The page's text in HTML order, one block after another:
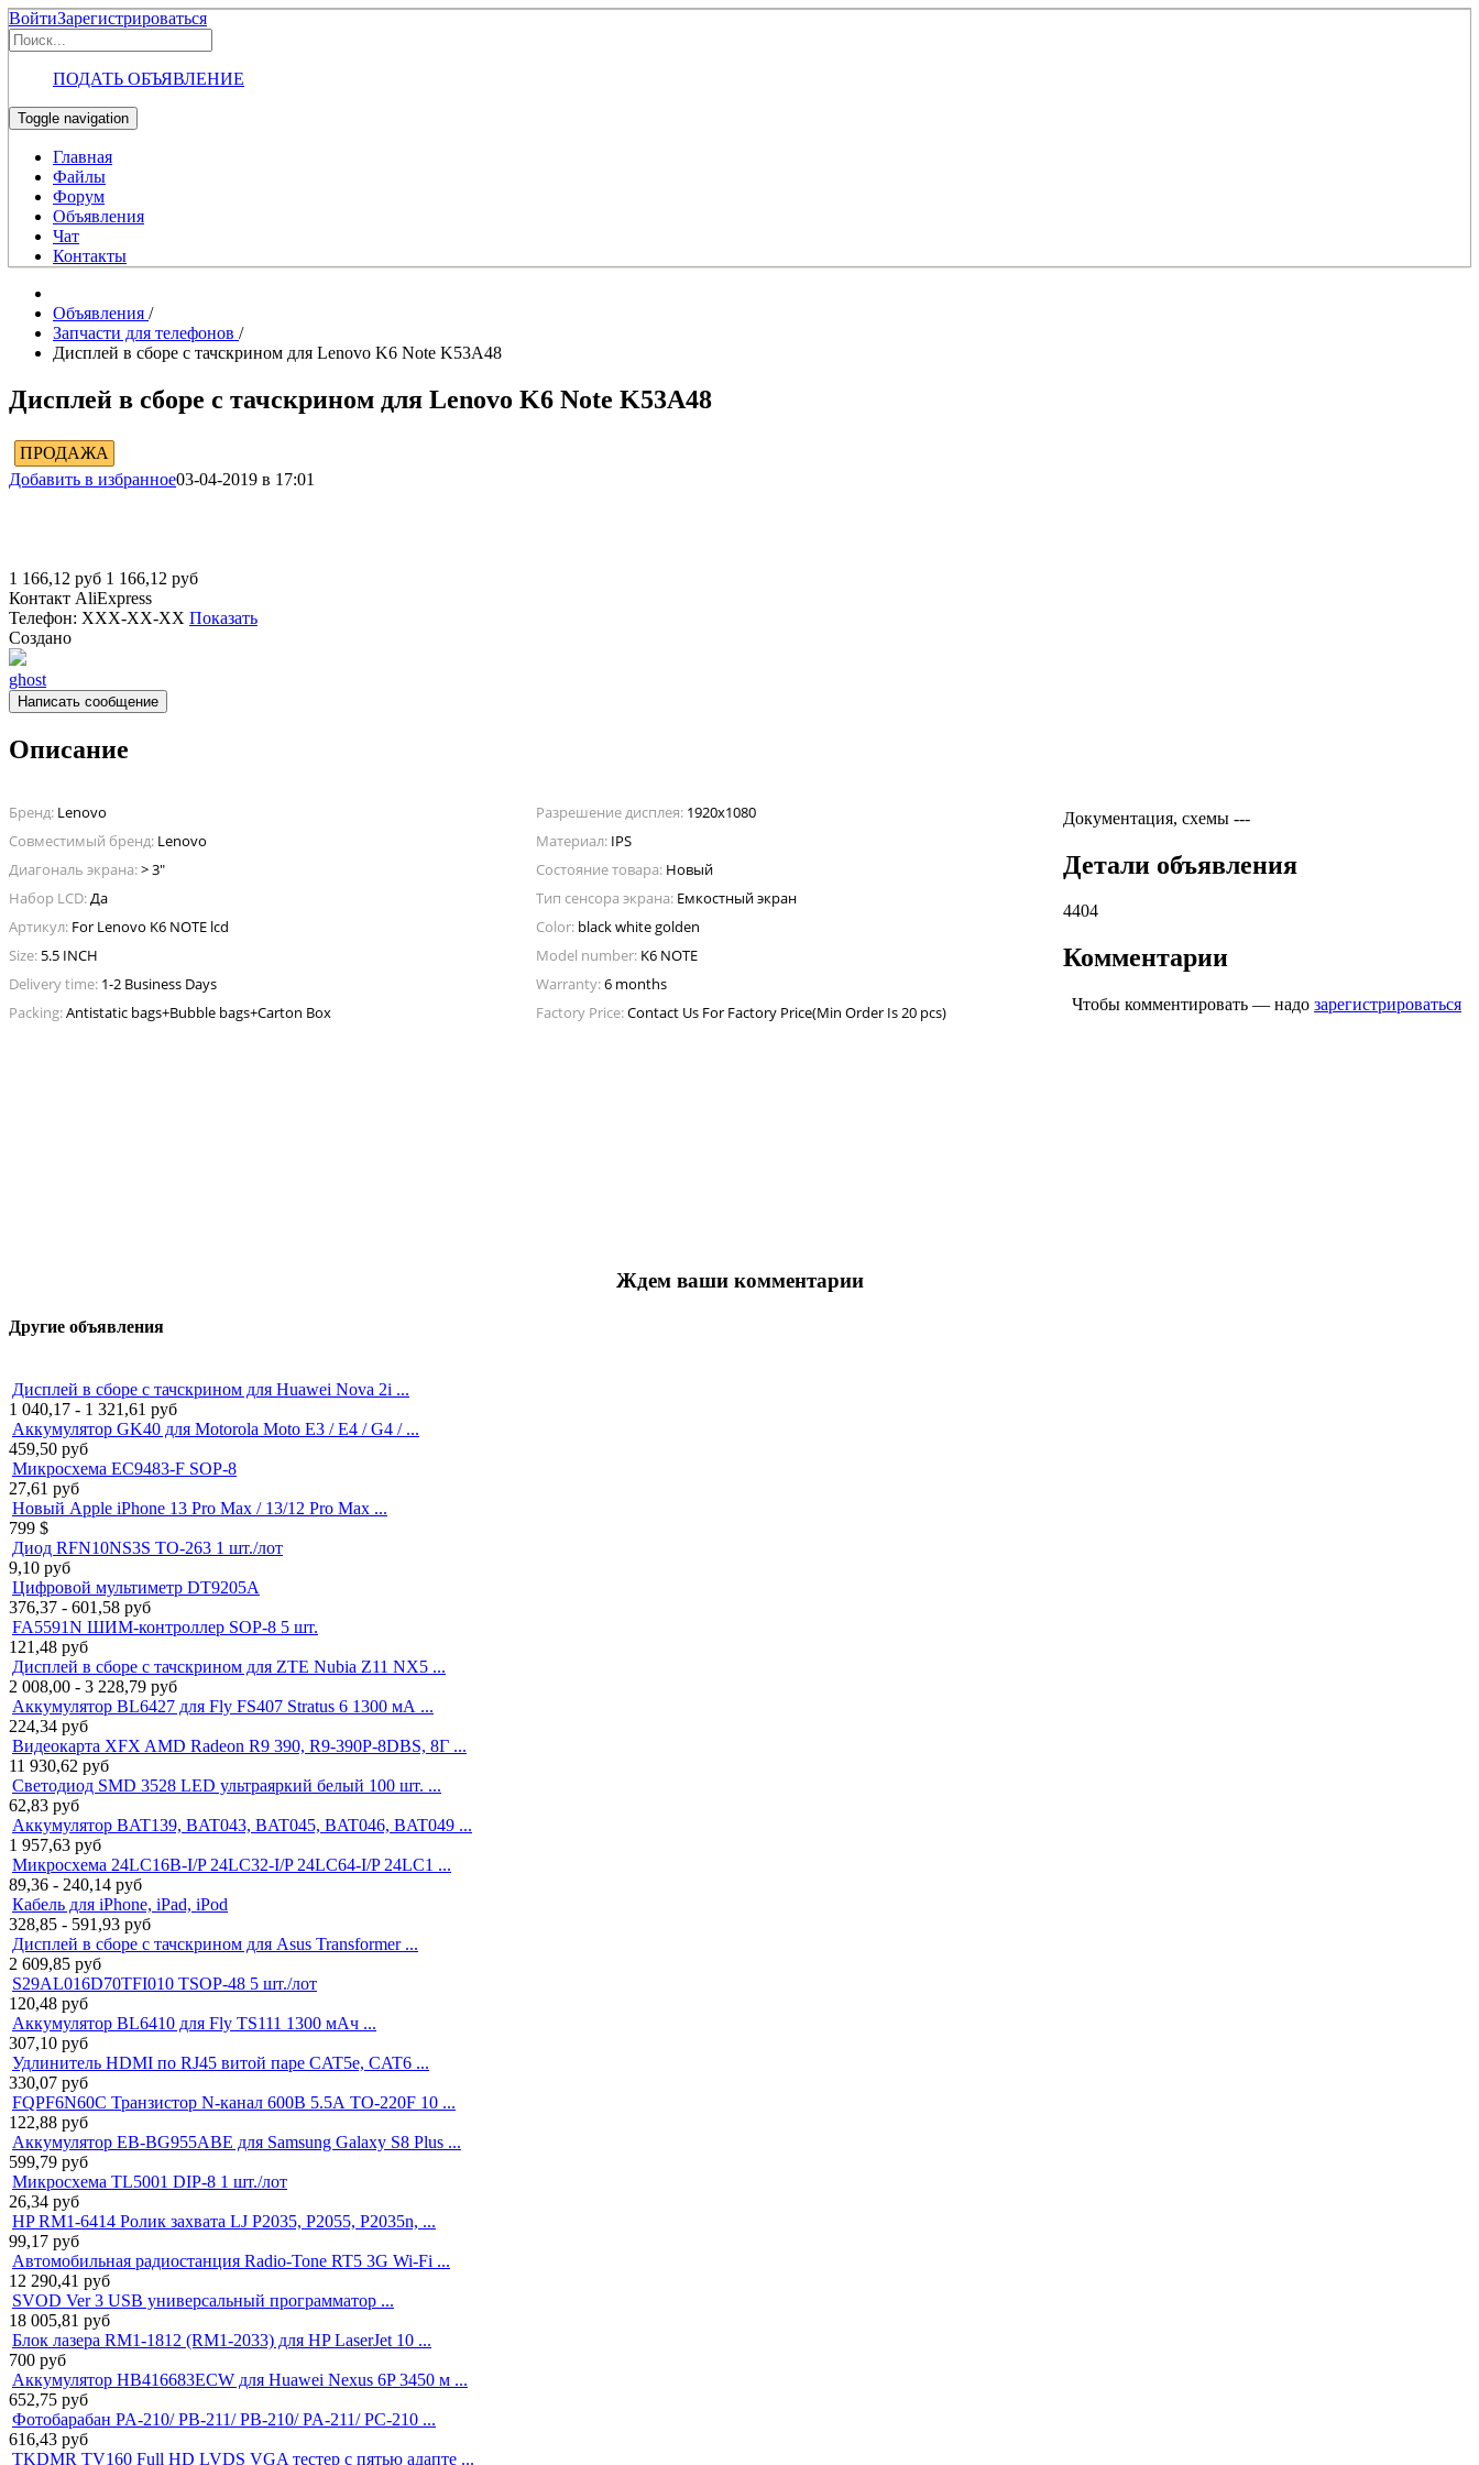
ВойтиЗарегистрироваться
ПОДАТЬ ОБЪЯВЛЕНИЕ
Toggle navigation
Главная
Файлы
Форум
Объявления
Чат
Контакты
Объявления /
Запчасти для телефонов /
Дисплей в сборе с тачскрином для Lenovo K6 Note K53A48
Дисплей в сборе с тачскрином для Lenovo K6 Note K53A48
ПРОДАЖА
Добавить в избранное03-04-2019 в 17:01
1 166,12 руб 1 166,12 руб
Контакт AliExpress
Телефон: XXX-XX-XX Показать
Создано
ghost
Написать сообщение
Описание
Бренд: Lenovo Разрешение дисплея: 1920x1080
Совместимый бренд: Lenovo Материал: IPS
Диагональ экрана:> 3" Состояние товара: Новый
Набор LCD:Да Тип сенсора экрана: Емкостный экран
Артикул: For Lenovo K6 NOTE lcd Color: black white golden
Size: 5.5 INCH Model number: K6 NOTE
Delivery time: 1-2 Business Days Warranty:6 months
Packing:Antistatic bags+Bubble bags+Carton Box Factory Price:Contact Us For Factory Price(Min Order Is 20 pcs)
Документация, схемы ---
Детали объявления
4404
Комментарии
Чтобы комментировать — надо зарегистрироваться
Ждем ваши комментарии
Другие объявления
Дисплей в сборе с тачскрином для Huawei Nova 2i ...
1 040,17 - 1 321,61 руб
Аккумулятор GK40 для Motorola Moto E3 / E4 / G4 / ...
459,50 руб
Микросхема EC9483-F SOP-8
27,61 руб
Новый Apple iPhone 13 Pro Max / 13/12 Pro Max ...
799 $
Диод RFN10NS3S TO-263 1 шт./лот
9,10 руб
Цифровой мультиметр DT9205A
376,37 - 601,58 руб
FA5591N ШИМ-контроллер SOP-8 5 шт.
121,48 руб
Дисплей в сборе с тачскрином для ZTE Nubia Z11 NX5 ...
2 008,00 - 3 228,79 руб
Аккумулятор BL6427 для Fly FS407 Stratus 6 1300 мА ...
224,34 руб
Видеокарта XFX AMD Radeon R9 390, R9-390P-8DBS, 8Г ...
11 930,62 руб
Светодиод SMD 3528 LED ультраяркий белый 100 шт. ...
62,83 руб
Аккумулятор BAT139, BAT043, BAT045, BAT046, BAT049 ...
1 957,63 руб
Микросхема 24LC16B-I/P 24LC32-I/P 24LC64-I/P 24LC1 ...
89,36 - 240,14 руб
Кабель для iPhone, iPad, iPod
328,85 - 591,93 руб
Дисплей в сборе с тачскрином для Asus Transformer ...
2 609,85 руб
S29AL016D70TFI010 TSOP-48 5 шт./лот
120,48 руб
Аккумулятор BL6410 для Fly TS111 1300 мАч ...
307,10 руб
Удлинитель HDMI по RJ45 витой паре CAT5e, CAT6 ...
330,07 руб
FQPF6N60C Транзистор N-канал 600В 5.5А TO-220F 10 ...
122,88 руб
Аккумулятор EB-BG955ABE для Samsung Galaxy S8 Plus ...
599,79 руб
Микросхема TL5001 DIP-8 1 шт./лот
26,34 руб
HP RM1-6414 Ролик захвата LJ P2035, P2055, P2035n, ...
99,17 руб
Автомобильная радиостанция Radio-Tone RT5 3G Wi-Fi ...
12 290,41 руб
SVOD Ver 3 USB универсальный программатор ...
18 005,81 руб
Блок лазера RM1-1812 (RM1-2033) для HP LaserJet 10 ...
700 руб
Аккумулятор HB416683ECW для Huawei Nexus 6P 3450 м ...
652,75 руб
Фотобарабан PA-210/ PB-211/ PB-210/ PA-211/ PC-210 ...
616,43 руб
TKDMR TV160 Full HD LVDS VGA тестер с пятью адапте ...